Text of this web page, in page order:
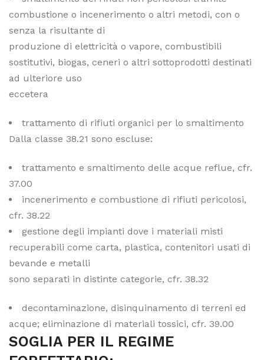
combustione o incenerimento o altri metodi, con o
senza la risultante di
produzione di elettricità o vapore, combustibili
sostitutivi, biogas, ceneri o altri sottoprodotti destinati
ad ulteriore uso
eccetera
trattamento di rifiuti organici per lo smaltimento
Dalla classe 38.21 sono escluse:
trattamento e smaltimento delle acque reflue, cfr.
37.00
incenerimento e combustione di rifiuti pericolosi,
cfr. 38.22
gestione degli impianti dove i materiali misti
recuperabili come carta, plastica, contenitori usati di
bevande e metalli
sono separati in distinte categorie, cfr. 38.32
decontaminazione, disinquinamento di terreni ed
acque; eliminazione di materiali tossici, cfr. 39.00
SOGLIA PER IL REGIME